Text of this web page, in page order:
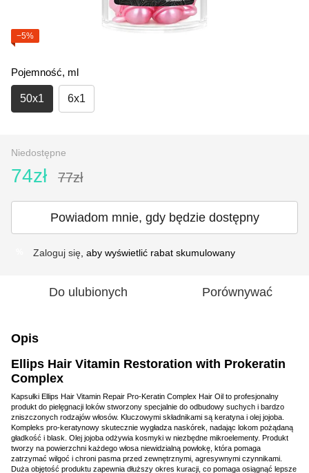
−5%
Pojemność, ml
50х1 6х1
Niedostępne
74zł 77zł
Powiadom mnie, gdy będzie dostępny
Zaloguj się , aby wyświetlić rabat skumulowany
Do ulubionych Porównywać
Opis
Ellips Hair Vitamin Restoration with Prokeratin
Complex
Kapsułki Ellips Hair Vitamin Repair Pro-Keratin Complex Hair Oil to profesjonalny
produkt do pielęgnacji loków stworzony specjalnie do odbudowy suchych i bardzo
zniszczonych rodzajów włosów. Kluczowymi składnikami są keratyna i olej jojoba.
Kompleks pro-keratynowy skutecznie wygładza naskórek, nadając lokom pożądaną
gładkość i blask. Olej jojoba odżywia kosmyki w niezbędne mikroelementy. Produkt
tworzy na powierzchni każdego włosa niewidzialną powłokę, która pomaga
zatrzymać wilgoć i chroni pasma przed zewnętrznymi, agresywnymi czynnikami.
Duża objętość produktu zapewnia dłuższy okres kuracji, co pomaga osiągnąć lepsze